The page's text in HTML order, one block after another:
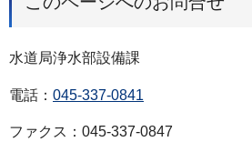
水道局浄水部設備課
電話： 045-337-0841
ファクス：045-337-0847